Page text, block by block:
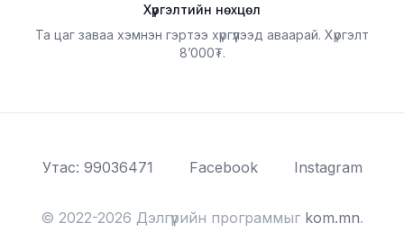
Хүргэлтийн нөхцөл
Та цаг заваа хэмнэн гэртээ хүргүүлээд аваарай. Хүргэлт
8’000 .
Утас: 99036471 Facebook Instagram
© 2022-2026 Дэлгүүрийн программыг kom.mn.